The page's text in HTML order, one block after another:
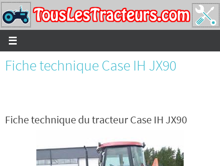
Passer
vers
le
contenu
Fiche technique Case IH JX90
Fiche technique du tracteur Case IH JX90